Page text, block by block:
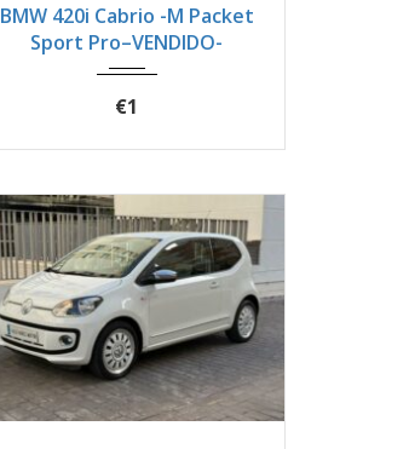
BMW 420i Cabrio -M Packet
Sport Pro–VENDIDO-
€1